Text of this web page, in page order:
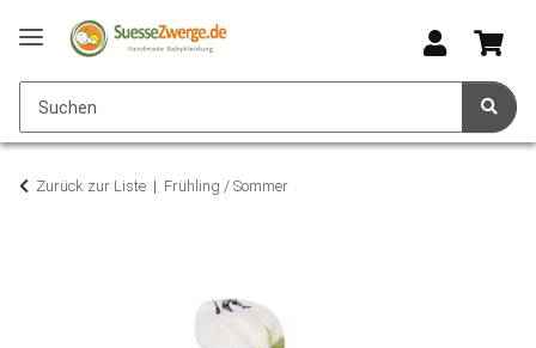
Zurück zur Liste Frühling / Sommer